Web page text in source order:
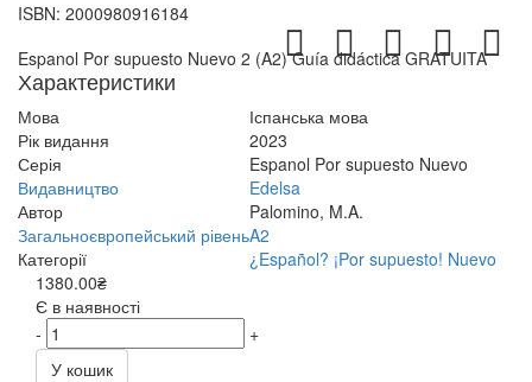
ISBN: 2000980916184
Espanol Por supuesto Nuevo 2 (A2) Guía didáctica GRATUITA
Характеристики
Мова
Іспанська мова
Рік видання
2023
Серія
Espanol Por supuesto Nuevo
Видавництво
Edelsa
Автор
Palomino, M.A.
Загальноєвропейський рівеньA2
Категорії
¿Español? ¡Por supuesto! Nuevo
1380.00₴
Є в наявності
-
+
У кошик